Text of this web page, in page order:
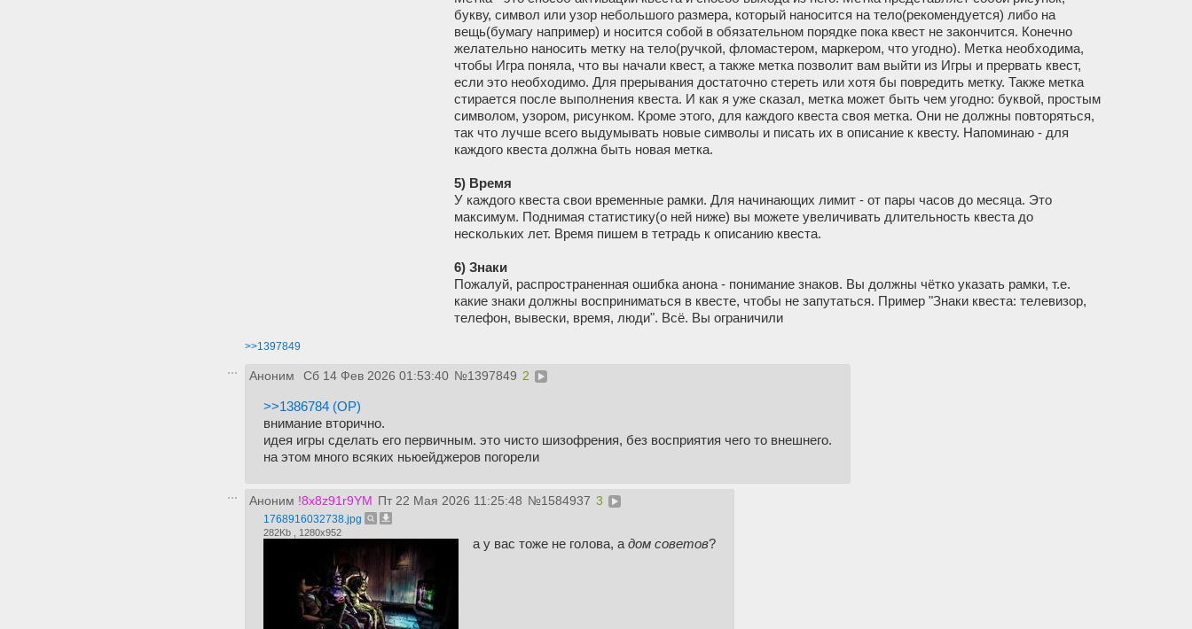
букву, символ или узор небольшого размера, который наносится на тело(рекомендуется) либо на
вещь(бумагу например) и носится собой в обязательном порядке пока квест не закончится. Конечно
желательно наносить метку на тело(ручкой, фломастером, маркером, что угодно). Метка необходима,
чтобы Игра поняла, что вы начали квест, а также метка позволит вам выйти из Игры и прервать квест,
если это необходимо. Для прерывания достаточно стереть или хотя бы повредить метку. Также метка
стирается после выполнения квеста. И как я уже сказал, метка может быть чем угодно: буквой, простым
символом, узором, рисунком. Кроме этого, для каждого квеста своя метка. Они не должны повторяться,
так что лучше всего выдумывать новые символы и писать их в описание к квесту. Напоминаю - для
каждого квеста должна быть новая метка.
5) Время
У каждого квеста свои временные рамки. Для начинающих лимит - от пары часов до месяца. Это
максимум. Поднимая статистику(о ней ниже) вы можете увеличивать длительность квеста до
нескольких лет. Время пишем в тетрадь к описанию квеста.
6) Знаки
Пожалуй, распространенная ошибка анона - понимание знаков. Вы должны чётко указать рамки, т.е.
какие знаки должны восприниматься в квесте, чтобы не запутаться. Пример "Знаки квеста: телевизор,
телефон, вывески, время, люди". Всё. Вы ограничили
>>1397849
Аноним Сб 14 Фев 2026 01:53:40 №1397849 2
>>1386784 (OP)
внимание вторично.
идея игры сделать его первичным. это чисто шизофрения, без восприятия чего то внешнего.
на этом много всяких ньюейджеров погорели
Аноним !8x8z91r9YM Пт 22 Мая 2026 11:25:48 №1584937 3
1768916032738.jpg
282Kb , 1280x952
а у вас тоже не голова, а дом советов?